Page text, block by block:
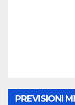
PREVISIONI